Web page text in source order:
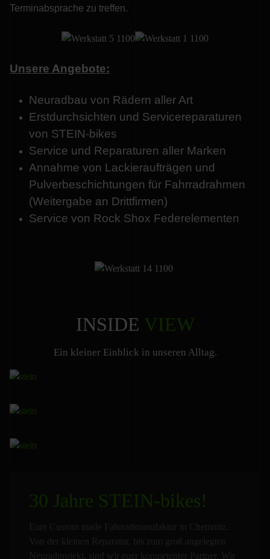
Terminabsprache zu treffen.
Unsere Angebote:
Neuradbau von Rädern aller Art
Erstdurchsichten und Servicereparaturen
von STEIN-bikes
Service und Reparaturen aller Marken
Annahme von Lackieraufträgen und
Pulverbeschichtungen für Fahrradrahmen
(Weitergabe an Drittfirmen)
Service von Rock Shox Federelementen
INSIDE VIEW
Ein kleiner Einblick in unseren Alltag.
30 Jahre STEIN-bikes!
Eure Custom made Fahrradmanufaktur in Chemnitz.
Von der kleinen Reparatur, bis zum groß angelegten
Neuradprojekt, sind wir euer kompetenter Partner. Wir